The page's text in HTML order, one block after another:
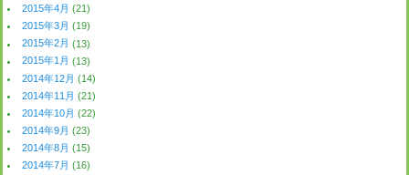
2015年4月 (21)
2015年3月 (19)
2015年2月 (13)
2015年1月 (13)
2014年12月 (14)
2014年11月 (21)
2014年10月 (22)
2014年9月 (23)
2014年8月 (15)
2014年7月 (16)